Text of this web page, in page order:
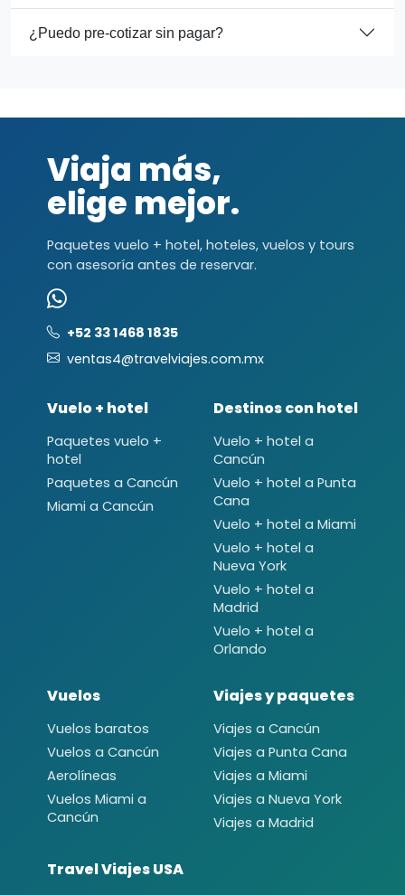
¿Puedo pre-cotizar sin pagar?
Viaja más,
elige mejor.
Paquetes vuelo + hotel, hoteles, vuelos y tours
con asesoría antes de reservar.
+52 33 1468 1835
ventas4@travelviajes.com.mx
Vuelo + hotel
Paquetes vuelo +
hotel
Paquetes a Cancún
Miami a Cancún
Destinos con hotel
Vuelo + hotel a
Cancún
Vuelo + hotel a Punta
Cana
Vuelo + hotel a Miami
Vuelo + hotel a
Nueva York
Vuelo + hotel a
Madrid
Vuelo + hotel a
Orlando
Vuelos
Vuelos baratos
Vuelos a Cancún
Aerolíneas
Vuelos Miami a
Cancún
Viajes y paquetes
Viajes a Cancún
Viajes a Punta Cana
Viajes a Miami
Viajes a Nueva York
Viajes a Madrid
Travel Viajes USA